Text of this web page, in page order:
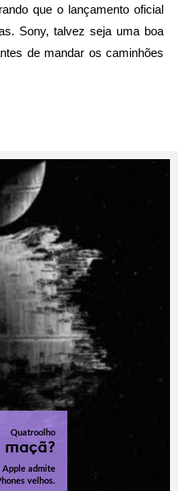
que o lançamento oficial
Sony, talvez seja uma boa
de mandar os caminhões
Quatroolho
maçã?
Apple admite
velhos.